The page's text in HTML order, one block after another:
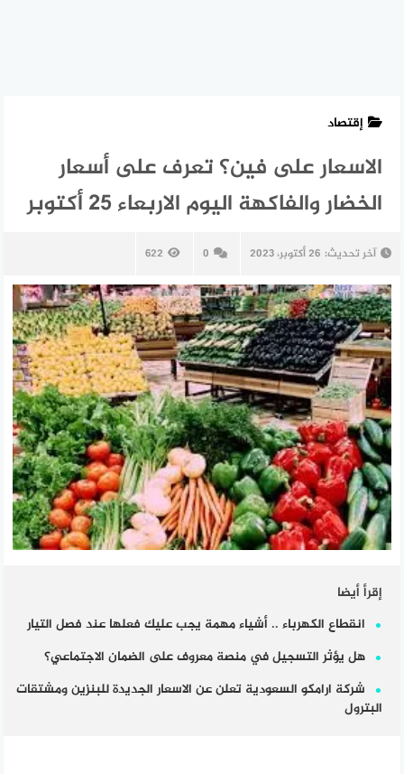
إقتصاد
الاسعار على فين؟ تعرف على أسعار
الخضار والفاكهة اليوم الاربعاء 25 أكتوبر
آخر تحديث: 26 أكتوبر، 2023 0
622
إقرأ أيضا
انقطاع الكهرباء .. أشياء مهمة يجب عليك فعلها عند فصل التيار
هل يؤثر التسجيل في منصة معروف على الضمان الاجتماعي؟
شركة ارامكو السعودية تعلن عن الاسعار الجديدة للبنزين ومشتقات
البترول